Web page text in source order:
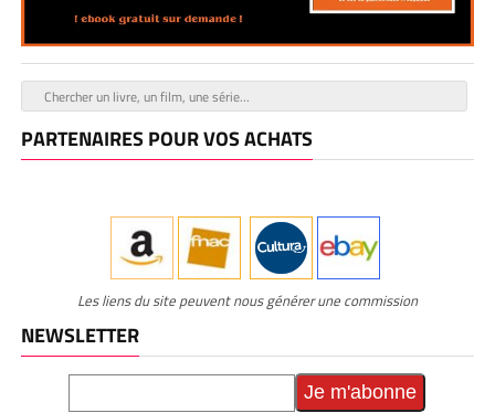
PARTENAIRES POUR VOS ACHATS
Les liens du site peuvent nous générer une commission
NEWSLETTER